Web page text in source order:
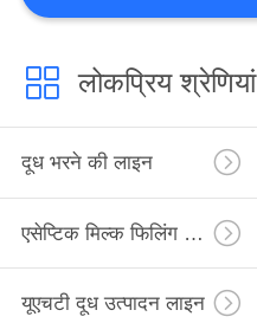
उद्धरण
की
विनती
करे
साइटमैप
लोकप्रिय श्रेणियां
दूध भरने की लाइन
एसेप्टिक मिल्क फिलिंग लाइन
यूएचटी दूध उत्पादन लाइन